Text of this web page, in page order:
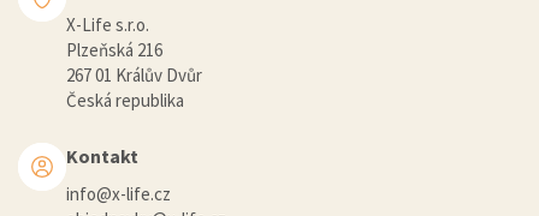
X-Life s.r.o.
Plzeňská 216
267 01 Králův Dvůr
Česká republika
Kontakt
info@x-life.cz